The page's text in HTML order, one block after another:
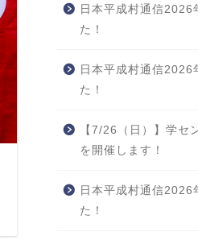
日本平成村通信2026
た！
日本平成村通信2026
た！
【7/26（日）】学セ
を開催します！
日本平成村通信2026
た！